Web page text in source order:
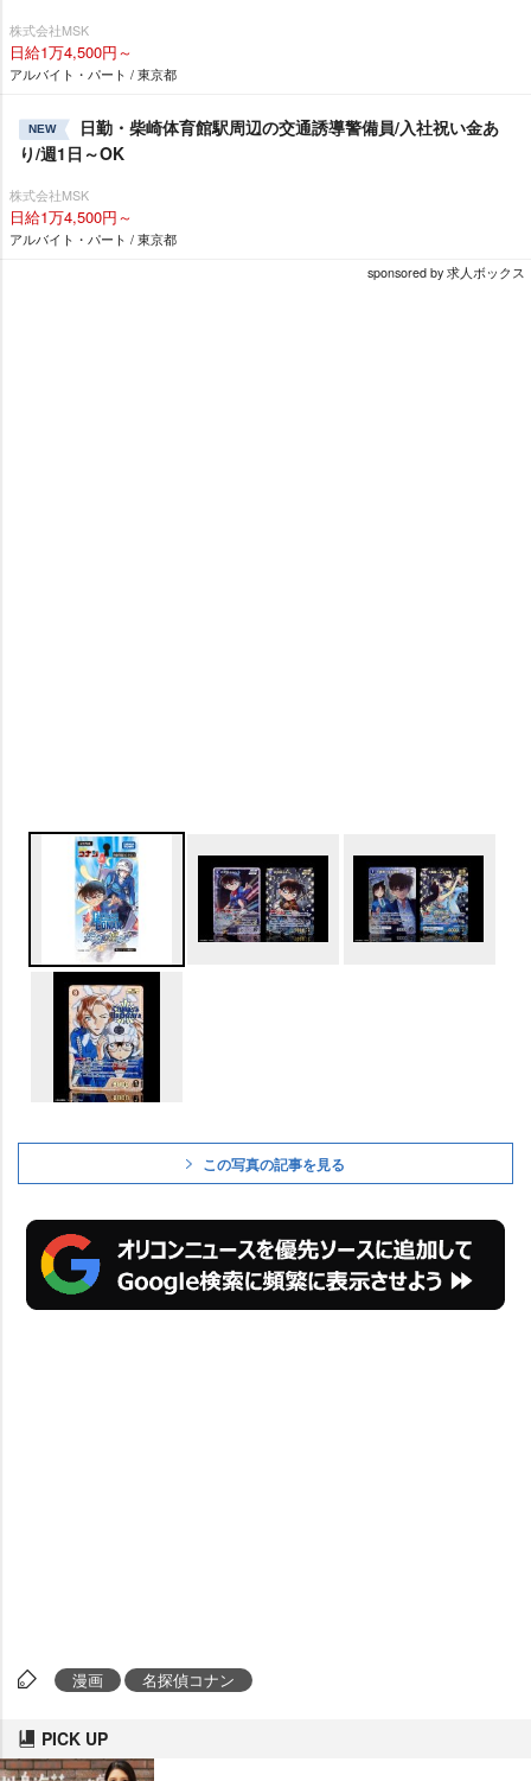
株式会社MSK
日給1万4,500円～
アルバイト・パート / 東京都
NEW
日勤・柴崎体育館駅周辺の交通誘導警備員/入社祝い金あ
り/週1日～OK
株式会社MSK
日給1万4,500円～
アルバイト・パート / 東京都
sponsored by 求人ボックス
この写真の記事を見る
漫画 名探偵コナン
PICK UP